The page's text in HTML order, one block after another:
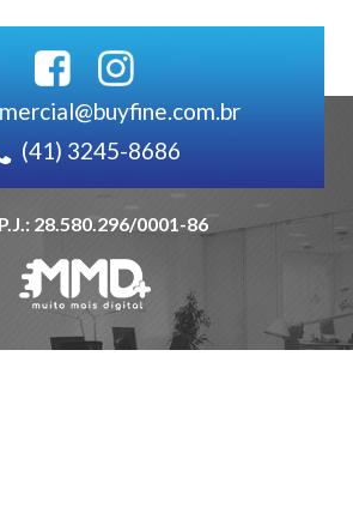
(41) 3245-8686
28.580.296/0001-86